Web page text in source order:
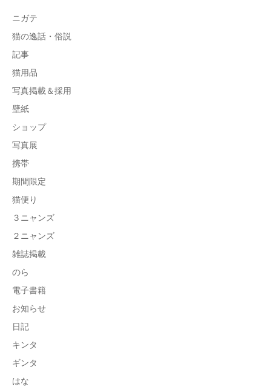
ニガテ
猫の逸話・俗説
記事
猫用品
写真掲載＆採用
壁紙
ショップ
写真展
携帯
期間限定
猫便り
３ニャンズ
２ニャンズ
雑誌掲載
のら
電子書籍
お知らせ
日記
キンタ
ギンタ
はな